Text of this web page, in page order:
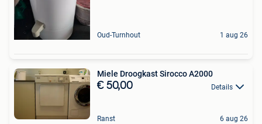
Oud-Turnhout 1 aug 26
Miele Droogkast Sirocco A2000
€ 50,00 Details
Ranst 6 aug 26